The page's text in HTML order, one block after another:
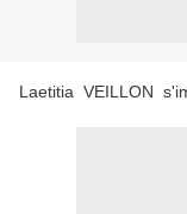
Laetitia VEILLON